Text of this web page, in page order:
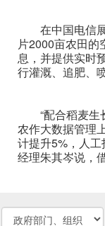
在中国电信
片2000亩农田的
息，并提供实时
行灌溉、追肥、
“配合稻麦生
农作大数据管理
计提升5%，人
经理朱其岑说，